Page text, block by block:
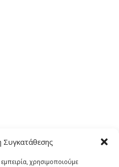
Συγκατάθεσης
χρησιμοποιούμε